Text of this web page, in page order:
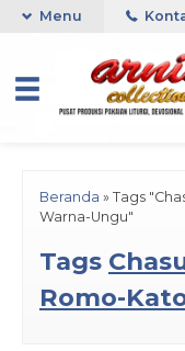
COLLECTION-BORO,
Menu
Beranda » Tags
Warna-Ungu"
Tags
Romo-